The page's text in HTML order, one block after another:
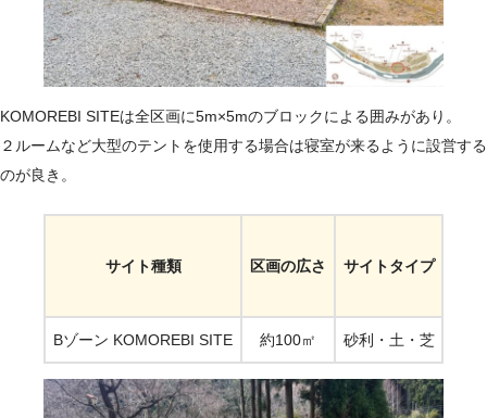
KOMOREBI SITEは全区画に5m×5mのブロックによる囲みがあり。
２ルームなど大型のテントを使用する場合は寝室が来るように設営する
のが良き。
サイト種類 区画の広さ サイトタイプ
Bゾーン KOMOREBI SITE 約100㎡ 砂利・土・芝